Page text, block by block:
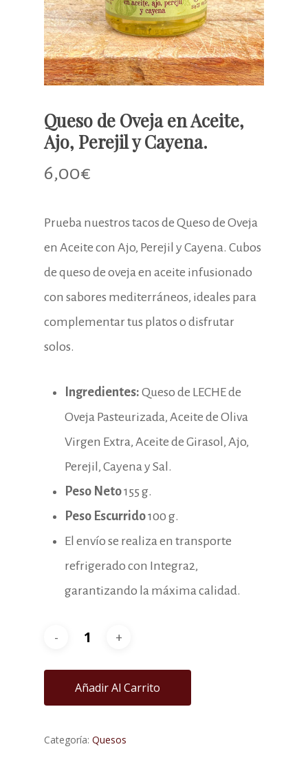
Queso de Oveja en Aceite,
Ajo, Perejil y Cayena.
6,00€
Prueba nuestros tacos de Queso de Oveja
en Aceite con Ajo, Perejil y Cayena. Cubos
de queso de oveja en aceite infusionado
con sabores mediterráneos, ideales para
complementar tus platos o disfrutar
solos.
Ingredientes: Queso de LECHE de
Oveja Pasteurizada, Aceite de Oliva
Virgen Extra, Aceite de Girasol, Ajo,
Perejil, Cayena y Sal.
Peso Neto155 g.
Peso Escurrido100 g.
El envío se realiza en transporte
refrigerado con Integra2,
garantizando la máxima calidad.
Añadir Al Carrito
Categoría: Quesos